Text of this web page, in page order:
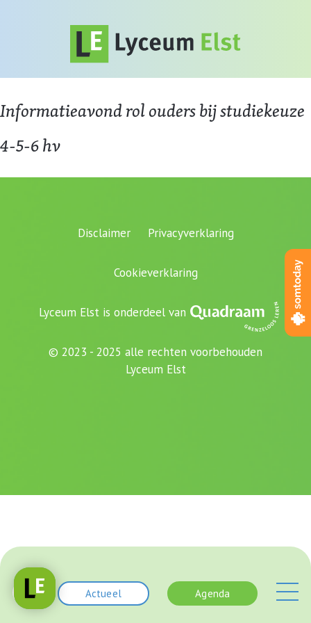
Actueel Agenda
Informatieavond rol ouders bij studiekeuze
4-5-6 hv
Disclaimer Privacyverklaring
Cookieverklaring
Lyceum Elst is onderdeel van
© 2023 - 2025 alle rechten voorbehouden
Lyceum Elst